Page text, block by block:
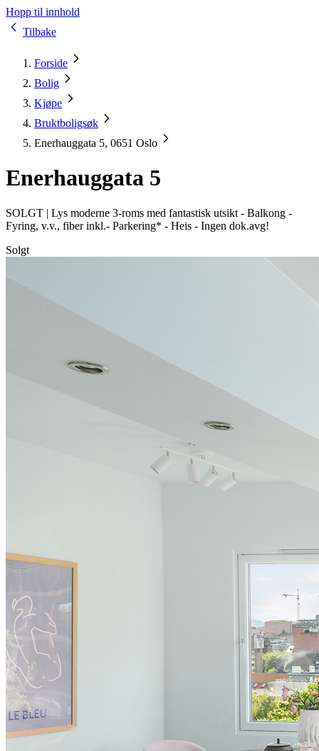
Hopp til innhold
Tilbake
Forside
Bolig
Kjøpe
Bruktboligsøk
Enerhauggata 5, 0651 Oslo
Enerhauggata 5
SOLGT | Lys moderne 3-roms med fantastisk utsikt - Balkong -
Fyring, v.v., fiber inkl.- Parkering* - Heis - Ingen dok.avg!
Solgt